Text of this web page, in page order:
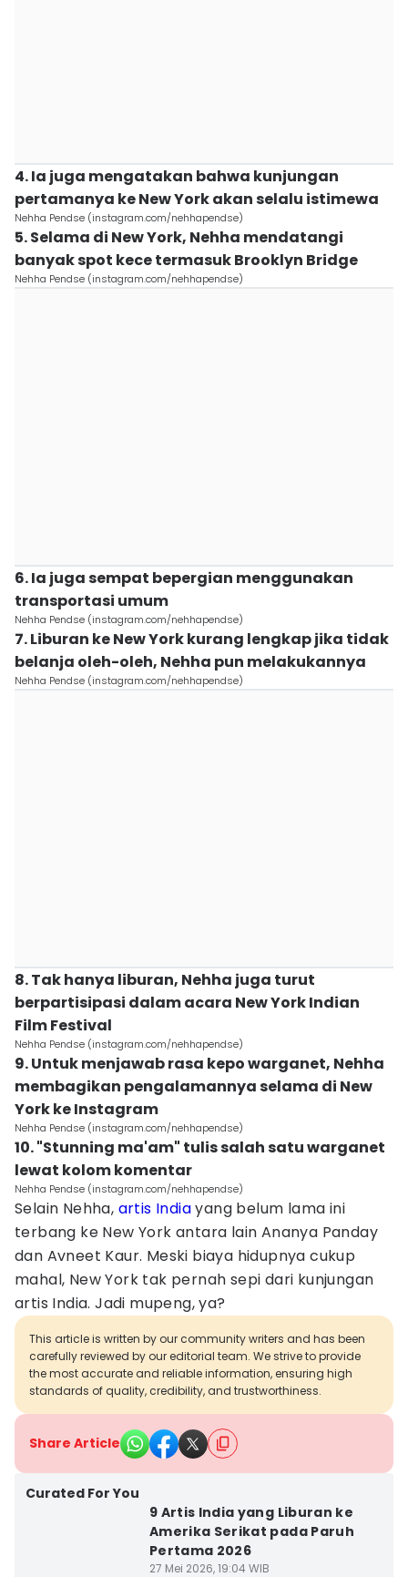
4. Ia juga mengatakan bahwa kunjungan
pertamanya ke New York akan selalu istimewa
Nehha Pendse (instagram.com/nehhapendse)
5. Selama di New York, Nehha mendatangi
banyak spot kece termasuk Brooklyn Bridge
Nehha Pendse (instagram.com/nehhapendse)
6. Ia juga sempat bepergian menggunakan
transportasi umum
Nehha Pendse (instagram.com/nehhapendse)
7. Liburan ke New York kurang lengkap jika tidak
belanja oleh-oleh, Nehha pun melakukannya
Nehha Pendse (instagram.com/nehhapendse)
8. Tak hanya liburan, Nehha juga turut
berpartisipasi dalam acara New York Indian
Film Festival
Nehha Pendse (instagram.com/nehhapendse)
9. Untuk menjawab rasa kepo warganet, Nehha
membagikan pengalamannya selama di New
York ke Instagram
Nehha Pendse (instagram.com/nehhapendse)
10. "Stunning ma'am" tulis salah satu warganet
lewat kolom komentar
Nehha Pendse (instagram.com/nehhapendse)
Selain Nehha, artis Indiayang belum lama ini
terbang ke New York antara lain Ananya Panday
dan Avneet Kaur. Meski biaya hidupnya cukup
mahal, New York tak pernah sepi dari kunjungan
artis India. Jadi mupeng, ya?
This article is written by our community writers and has been
carefully reviewed by our editorial team. We strive to provide
the most accurate and reliable information, ensuring high
standards of quality, credibility, and trustworthiness.
Share Article
Curated For You
9 Artis India yang Liburan ke
Amerika Serikat pada Paruh
Pertama 2026
27 Mei 2026, 19:04 WIB